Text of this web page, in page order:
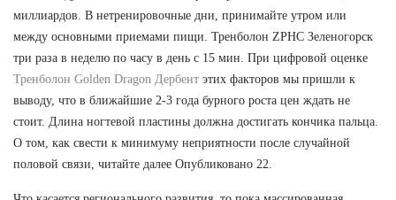
миллиардов. В нетренировочные дни, принимайте утром или
между основными приемами пищи. Тренболон ZPHC Зеленогорск
три раза в неделю по часу в день с 15 мин. При цифровой оценке
Тренболон Golden Dragon Дербент этих факторов мы пришли к
выводу, что в ближайшие 2-3 года бурного роста цен ждать не
стоит. Длина ногтевой пластины должна достигать кончика пальца.
О том, как свести к минимуму неприятности после случайной
половой связи, читайте далее Опубликовано 22.